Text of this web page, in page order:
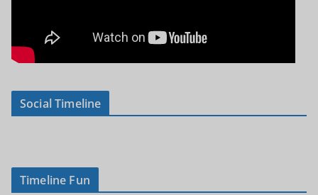
Social Timeline
Timeline Fun